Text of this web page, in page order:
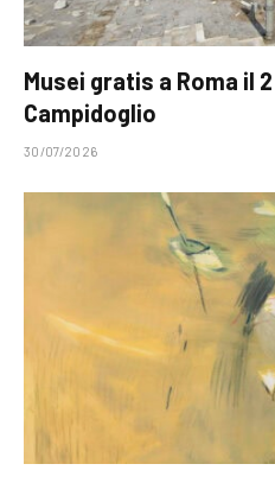
Musei gratis a Roma il
Campidoglio
30/07/2026